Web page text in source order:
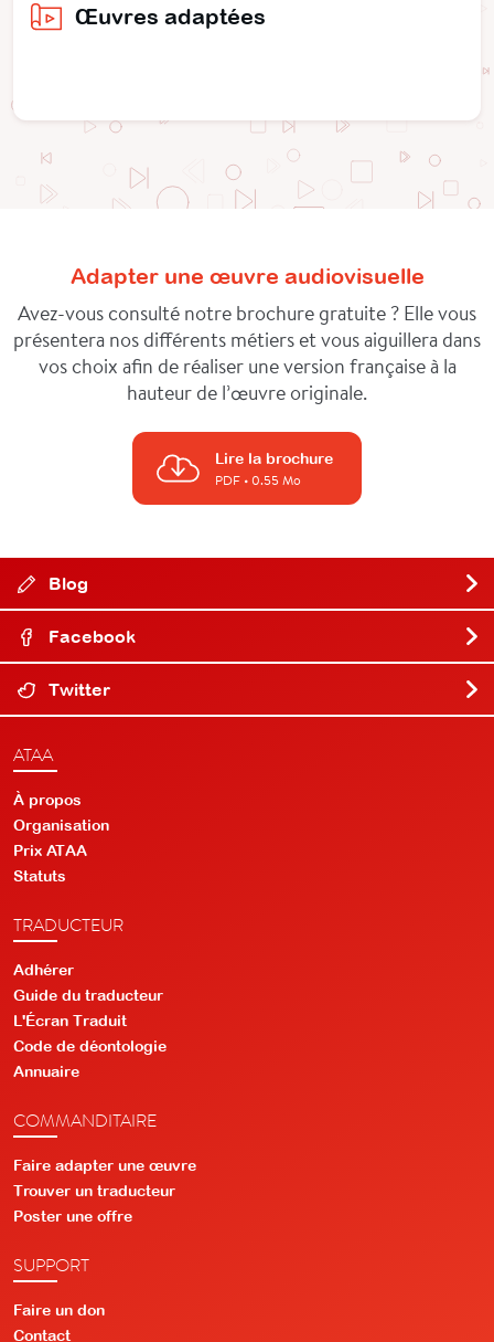
Œuvres adaptées
Adapter une œuvre audiovisuelle
Avez-vous consulté notre brochure gratuite ? Elle vous
présentera nos différents métiers et vous aiguillera dans
vos choix afin de réaliser une version française à la
hauteur de l’œuvre originale.
Lire la brochure
PDF• 0.55 Mo
Blog
Facebook
Twitter
ATAA
À propos
Organisation
Prix ATAA
Statuts
TRADUCTEUR
Adhérer
Guide du traducteur
L'Écran Traduit
Code de déontologie
Annuaire
COMMANDITAIRE
Faire adapter une œuvre
Trouver un traducteur
Poster une offre
SUPPORT
Faire un don
Contact